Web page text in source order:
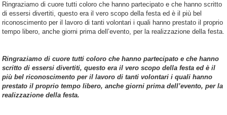
Ringraziamo di cuore tutti coloro che hanno partecipato e che hanno scritto
di essersi divertiti, questo era il vero scopo della festa ed è il più bel
riconoscimento per il lavoro di tanti volontari i quali hanno prestato il proprio
tempo libero, anche giorni prima dell’evento, per la realizzazione della festa.
Ringraziamo di cuore tutti coloro che hanno partecipato e che hanno
scritto di essersi divertiti, questo era il vero scopo della festa ed è il
più bel riconoscimento per il lavoro di tanti volontari i quali hanno
prestato il proprio tempo libero, anche giorni prima dell’evento, per la
realizzazione della festa.